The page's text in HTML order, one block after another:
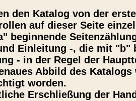
den Katalog von der
auf dieser Seite
beginnende
Einleitung -, die mit "b"
- in der Regel der
Abbild des
worden.
Erschließung der